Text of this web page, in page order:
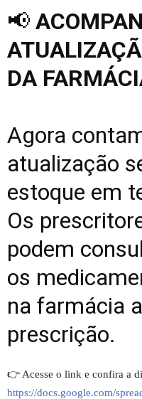
📢
DA
Agora
atualização
estoque em
Os
podem
os
na farmácia
prescrição.
👉 Acesse o link e confira a
https://docs.google.com/